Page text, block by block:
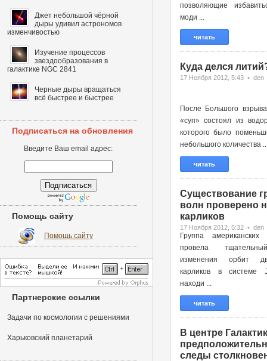
позволяющие
моди ...
читать
Куда делся
17 Ноября 2012, 5:43 • den
После Большого
«суп» состоял из
которого было
небольшого количества
читать
Существование
волн проверено
карликов
17 Ноября 2012, 5:32 • den
Группа американских
провела
изменения орбит
карликов в системе
находи ...
читать
В центре
следы
Джет небольшой чёрной
дыры удивил астрономов
изменчивостью
Изучение процессов
звездообразования в
галактике NGC 2841
Черные дыры вращаться
всё быстрее и быстрее
Подписаться на обновления
Введите Ваш email адрес:
Помощь сайту
Помощь сайту
Партнерские ссылки
Задачи по космологии с решениями
Харьковский планетарий